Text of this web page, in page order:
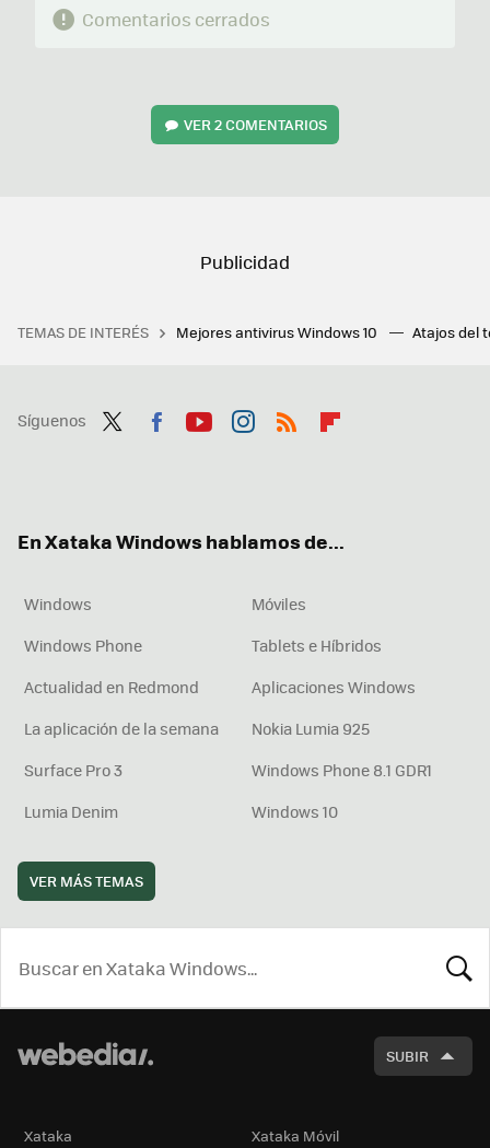
Comentarios cerrados
VER2 COMENTARIOS
TEMAS DE INTERÉS Mejores antivirus Windows 10 Atajos del
Síguenos
En Xataka Windows hablamos de...
Windows
Móviles
Windows Phone
Tablets e Híbridos
Actualidad en Redmond
Aplicaciones Windows
La aplicación de la semana
Nokia Lumia 925
Surface Pro 3
Windows Phone 8.1 GDR1
Lumia Denim
Windows 10
VER MÁS TEMAS
SUBIR
Xataka Xataka Móvil